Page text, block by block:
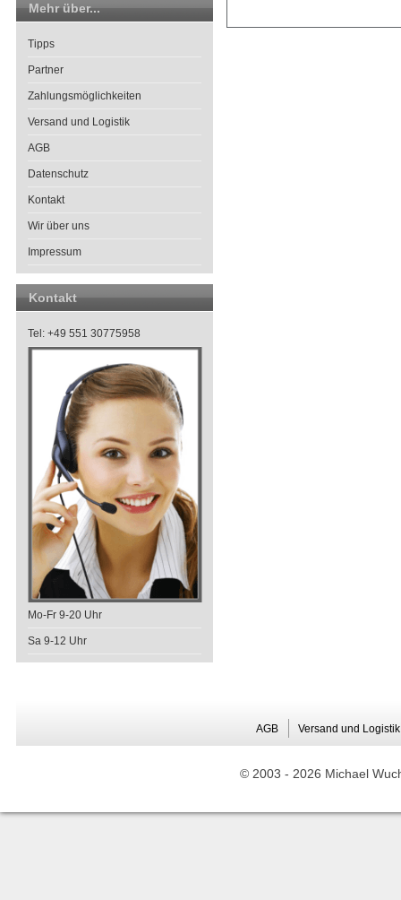
Mehr über...
Tipps
Partner
Zahlungsmöglichkeiten
Versand und Logistik
AGB
Datenschutz
Kontakt
Wir über uns
Impressum
Kontakt
Tel: +49 551 30775958
Mo-Fr 9-20 Uhr
Sa 9-12 Uhr
AGB Versand und Logistik
© 2003 - 2026 Michael